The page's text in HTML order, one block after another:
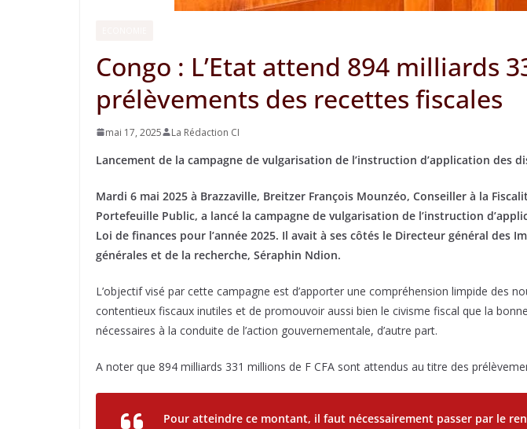
Congo : L’Etat attend 894 milliards
prélèvements des recettes fiscales
mai 17, 2025 La Rédaction CI
Lancement de la campagne de vulgarisation de l’instruction d’application des
Mardi 6 mai 2025 à Brazzaville, Breitzer François Mounzéo, Conseiller à la
Portefeuille Public, a lancé la campagne de vulgarisation de l’instruction
Loi de finances pour l’année 2025. Il avait à ses côtés le Directeur général des
générales et de la recherche, Séraphin Ndion.
L’objectif visé par cette campagne est d’apporter une compréhension limpide des
contentieux fiscaux inutiles et de promouvoir aussi bien le civisme fiscal que la
nécessaires à la conduite de l’action gouvernementale, d’autre part.
A noter que 894 milliards 331 millions de F CFA sont attendus au titre des
Pour atteindre ce montant, il faut nécessairement passer par le